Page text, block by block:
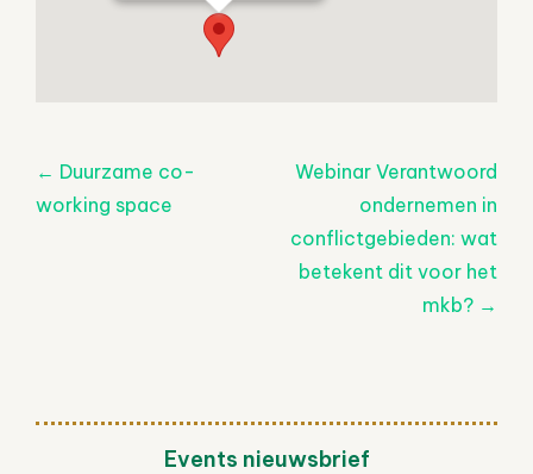
Post
navigatie
← Duurzame co-
working space
Webinar Verantwoord
ondernemen in
conflictgebieden: wat
betekent dit voor het
mkb? →
Events nieuwsbrief